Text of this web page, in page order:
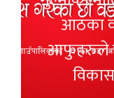
आठका
आफुहरुले